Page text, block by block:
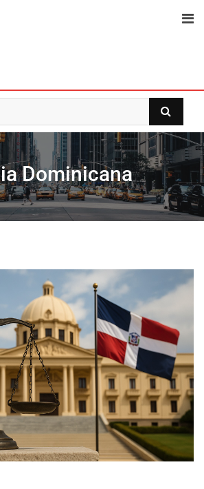
Dominicana